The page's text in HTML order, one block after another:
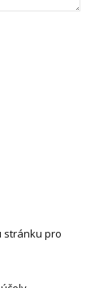
stránku pro